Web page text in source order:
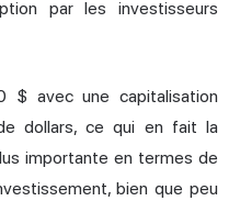
par les investisseurs
$ avec une capitalisation
dollars, ce qui en fait la
importante en termes de
bien que peu